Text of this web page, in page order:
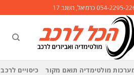
2295-226 כרמיאל, משגב 17
מולטימדיה תואם מקור כיסויים לרכב